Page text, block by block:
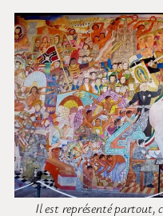
Il est représenté partout,